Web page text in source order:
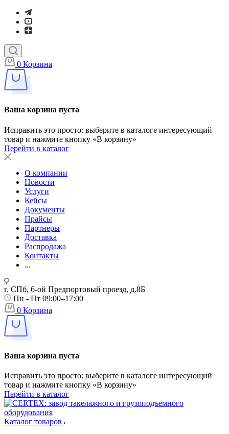
0 Корзина
Ваша корзина пуста
Исправить это просто: выберите в каталоге интересующий
товар и нажмите кнопку «В корзину»
Перейти в каталог
О компании
Новости
Услуги
Кейсы
Документы
Прайсы
Партнеры
Доставка
Распродажа
Контакты
...
г. СПб, 6-ой Предпортовый проезд, д.8Б
Пн - Пт 09:00–17:00
0 Корзина
Ваша корзина пуста
Исправить это просто: выберите в каталоге интересующий
товар и нажмите кнопку «В корзину»
Перейти в каталог
Каталог товаров